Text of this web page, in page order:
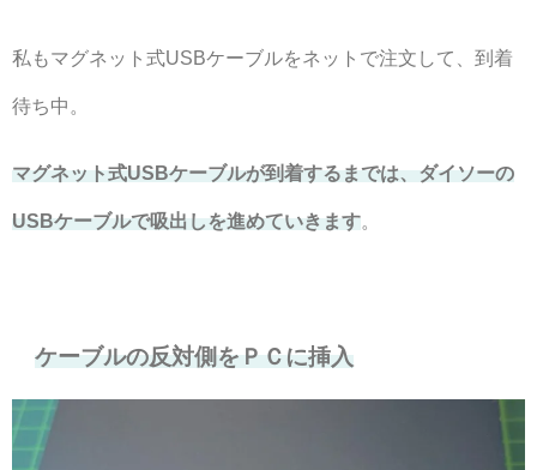
私もマグネット式USBケーブルをネットで注文して、到着
待ち中。
マグネット式USBケーブルが到着するまでは、ダイソーの
USBケーブルで吸出しを進めていきます
ケーブルの反対側をＰＣに挿入